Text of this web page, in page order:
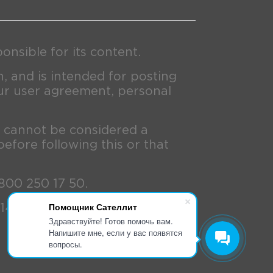
Помощник Сателлит
Здравствуйте! Готов помочь вам.
Напишите мне, если у вас появятся
вопросы.
for its content.
and is intended for posting
user agreement, personal
be considered a
following this or that
250 17 50.
RZN 2020/11705; RZN